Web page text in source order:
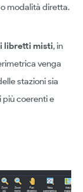
modalità diretta.
libretti misti, in
venga
stazioni sia
più coerenti e